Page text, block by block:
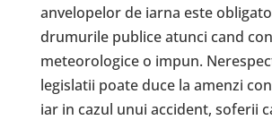
anvelopelor de iarna este
drumurile publice atunci cand
meteorologice o impun.
legislatii poate duce la amenzi
iar in cazul unui accident, soferii